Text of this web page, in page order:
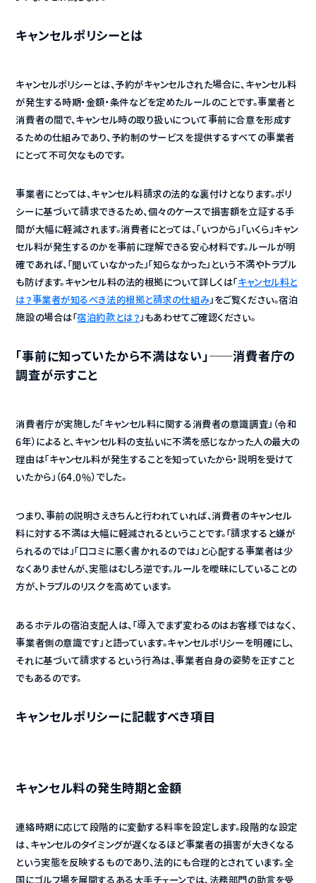
キャンセルポリシーとは
キャンセルポリシーとは、予約がキャンセルされた場合に、キャンセル料
が発生する時期・金額・条件などを定めたルールのことです。事業者と
消費者の間で、キャンセル時の取り扱いについて事前に合意を形成す
るための仕組みであり、予約制のサービスを提供するすべての事業者
にとって不可欠なものです。
事業者にとっては、キャンセル料請求の法的な裏付けとなります。ポリ
シーに基づいて請求できるため、個々のケースで損害額を立証する手
間が大幅に軽減されます。消費者にとっては、「いつから」「いくら」キャン
セル料が発生するのかを事前に理解できる安心材料です。ルールが明
確であれば、「聞いていなかった」「知らなかった」という不満やトラブル
も防げます。キャンセル料の法的根拠について詳しくは「 キャンセル料と
は？事業者が知るべき法的根拠と請求の仕組み 」をご覧ください。宿泊
施設の場合は「宿泊約款とは？ 」もあわせてご確認ください。
「事前に知っていたから不満はない」——消費者庁の
調査が示すこと
消費者庁が実施した「キャンセル料に関する消費者の意識調査」（令和
6年）によると、キャンセル料の支払いに不満を感じなかった人の最大の
理由は「キャンセル料が発生することを知っていたから・説明を受けて
いたから」（64.0%）でした。
つまり、事前の説明さえきちんと行われていれば、消費者のキャンセル
料に対する不満は大幅に軽減されるということです。「請求すると嫌が
られるのでは」「口コミに悪く書かれるのでは」と心配する事業者は少
なくありませんが、実態はむしろ逆です。ルールを曖昧にしていることの
方が、トラブルのリスクを高めています。
あるホテルの宿泊支配人は、「導入でまず変わるのはお客様ではなく、
事業者側の意識です」と語っています。キャンセルポリシーを明確にし、
それに基づいて請求するという行為は、事業者自身の姿勢を正すこと
でもあるのです。
キャンセルポリシーに記載すべき項目
キャンセル料の発生時期と金額
連絡時期に応じて段階的に変動する料率を設定します。段階的な設定
は、キャンセルのタイミングが遅くなるほど事業者の損害が大きくなる
という実態を反映するものであり、法的にも合理的とされています。全
国にゴルフ場を展開するある大手チェーンでは、法務部門の助言を受